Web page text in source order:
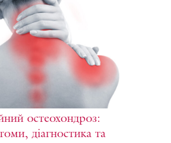
остеохондроз:
діагностика та